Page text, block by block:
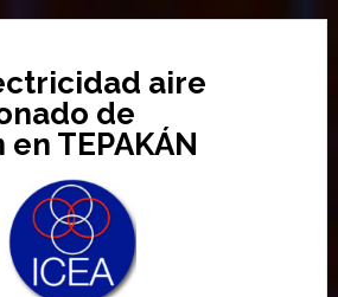
aire
de
TEPAKÁN